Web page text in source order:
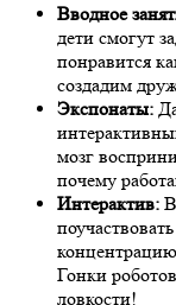
Вводное
дети смогут
понравится
создадим
Экспонаты:
мозг
почему
Интерактив:
Гонки
ловкости!